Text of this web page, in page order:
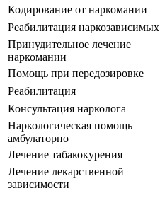
Кодирование от наркомании
Реабилитация наркозависимых
Принудительное лечение
наркомании
Помощь при передозировке
Реабилитация
Консультация нарколога
Наркологическая помощь
амбулаторно
Лечение табакокурения
Лечение лекарственной
зависимости